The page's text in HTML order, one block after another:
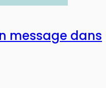
message dans